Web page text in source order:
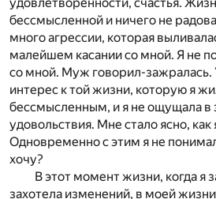
бессмысленной и ничего не
много агрессии, которая
малейшем касании со мной. Я не
со мной. Муж говорил-зажралась.
интерес к той жизни, которую я
бессмысленным, и я не ощущала в
удовольствия. Мне стало ясно, как
Одновременно с этим я не
хочу?
В этот момент жизни, когда я
захотела изменений, в моей